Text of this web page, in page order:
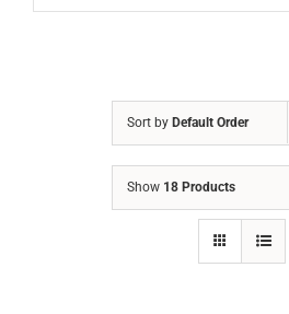
Sort by Default Order
Show 18 Products